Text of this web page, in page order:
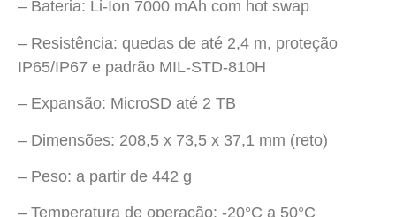
– Bateria: Li-Ion 7000 mAh com hot swap
– Resistência: quedas de até 2,4 m, proteção
IP65/IP67 e padrão MIL-STD-810H
– Expansão: MicroSD até 2 TB
– Dimensões: 208,5 x 73,5 x 37,1 mm (reto)
– Peso: a partir de 442 g
– Temperatura de operação: -20°C a 50°C